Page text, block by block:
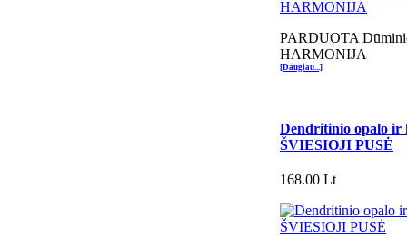
PARDUOTA
HARMONIJA
[Daugiau...]
Dendritinio opalo ir
ŠVIESIOJI PUSĖ
168.00 Lt